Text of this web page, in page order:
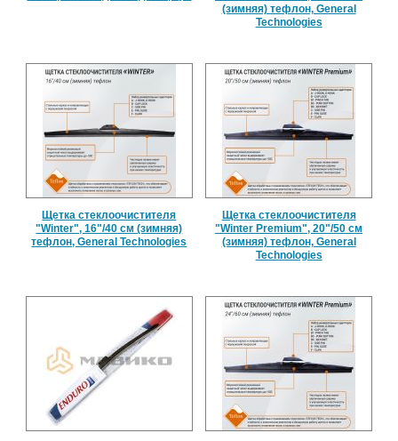
(зимняя) тефлон, General
Technologies
Щетка стеклоочистителя
"Winter", 16"/40 см (зимняя)
тефлон, General Technologies
Щетка стеклоочистителя
"Winter Premium", 20"/50 см
(зимняя) тефлон, General
Technologies